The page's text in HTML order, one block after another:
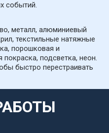
событий.
металл, алюминиевый
текстильные натяжные
порошковая и
подсветка, неон.
быстро перестраивать